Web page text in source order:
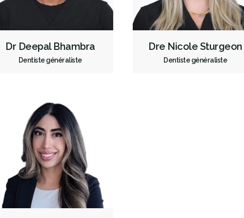
Hygiène préventive et nettoyages
Réparateur
Sédation
RCSD (Régime canadien de soins dentaires)
Moins
Dr Deepal Bhambra
Dentiste généraliste
Dre Nicole Sturgeon
Dentiste généraliste